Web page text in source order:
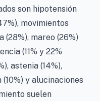
son hipotensión
movimientos
(28%), mareo (26%)
(11% y 22%
astenia (14%),
y alucinaciones
suelen